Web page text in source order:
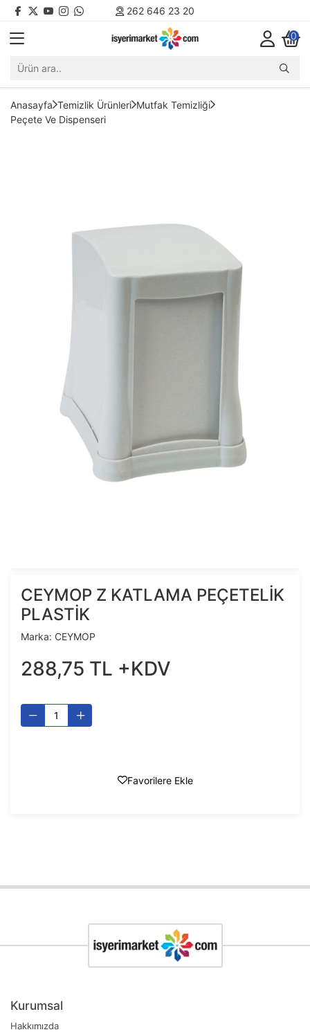
262 646 23 20
0
Anasayfa Temizlik Ürünleri Mutfak Temizliği
Peçete Ve Dispenseri
CEYMOP Z KATLAMA PEÇETELİK
PLASTİK
Marka: CEYMOP
288,75 TL +KDV
Favorilere Ekle
Kurumsal
Hakkımızda